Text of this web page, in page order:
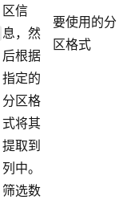
区信
息，然
后根据
指定的
分区格
式将其
提取到
列中。
要使用的分
区格式
筛选数